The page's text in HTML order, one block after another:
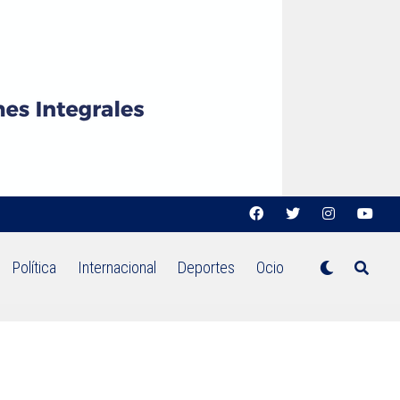
Política Internacional Deportes Ocio